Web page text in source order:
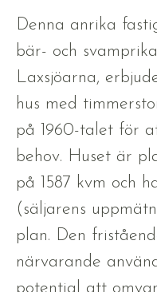
Denna anrika
bär- och
Laxsjöarna,
hus med
på 1960-talet för
behov. Huset är
på 1587 kvm och
(säljarens
plan. Den
närvarande
potential att